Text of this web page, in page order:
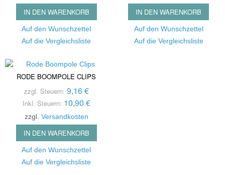
IN DEN WARENKORB
Auf den Wunschzettel
Auf die Vergleichsliste
IN DEN WARENKORB
Auf den Wunschzettel
Auf die Vergleichsliste
RODE BOOMPOLE CLIPS
zzgl. Steuern: 9,16 €
Inkl. Steuern: 10,90 €
zzgl. Versandkosten
IN DEN WARENKORB
Auf den Wunschzettel
Auf die Vergleichsliste